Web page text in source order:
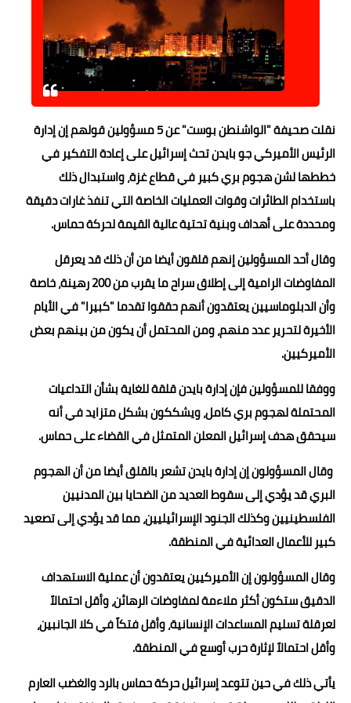
حوادث وقضايا
خدمات
الصحه والجمال
فن المطبخ
مقالات
نقلت صحيفة "الواشنطن بوست" عن 5 مسؤولين قولهم إن إدارة
الرئيس الأميركي جو بايدن تحث إسرائيل على إعادة التفكير في
خططها لشن هجوم بري كبير في قطاع غزة، واستبدال ذلك
باستخدام الطائرات وقوات العمليات الخاصة التي تنفذ غارات دقيقة
ومحددة على أهداف وبنية تحتية عالية القيمة لحركة حماس.
وقال أحد المسؤولين إنهم قلقون أيضا من أن ذلك قد يعرقل
المفاوضات الرامية إلى إطلاق سراح ما يقرب من 200 رهينة، خاصة
وأن الدبلوماسيين يعتقدون أنهم حققوا تقدما "كبيرا" في الأيام
الأخيرة لتحرير عدد منهم، ومن المحتمل أن يكون من بينهم بعض
الأميركيين.
ووفقا للمسؤولين فإن إدارة بايدن قلقة للغاية بشأن التداعيات
المحتملة لهجوم بري كامل، ويشككون بشكل متزايد في أنه
سيحقق هدف إسرائيل المعلن المتمثل في القضاء على حماس.
وقال المسؤولون إن إدارة بايدن تشعر بالقلق أيضا من أن الهجوم
البري قد يؤدي إلى سقوط العديد من الضحايا بين المدنيين
الفلسطينيين وكذلك الجنود الإسرائيليين، مما قد يؤدي إلى تصعيد
كبير للأعمال العدائية في المنطقة.
وقال المسؤولون إن الأميركيين يعتقدون أن عملية الاستهداف
الدقيق ستكون أكثر ملاءمة لمفاوضات الرهائن، وأقل احتمالاً
لعرقلة تسليم المساعدات الإنسانية، وأقل فتكاً في كلا الجانبين،
وأقل احتمالاً لإثارة حرب أوسع في المنطقة.
يأتي ذلك في حين تتوعد إسرائيل حركة حماس بالرد والغضب العارم